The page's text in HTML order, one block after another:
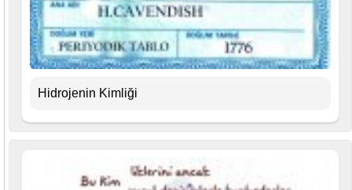
Hidrojenin Kimliği